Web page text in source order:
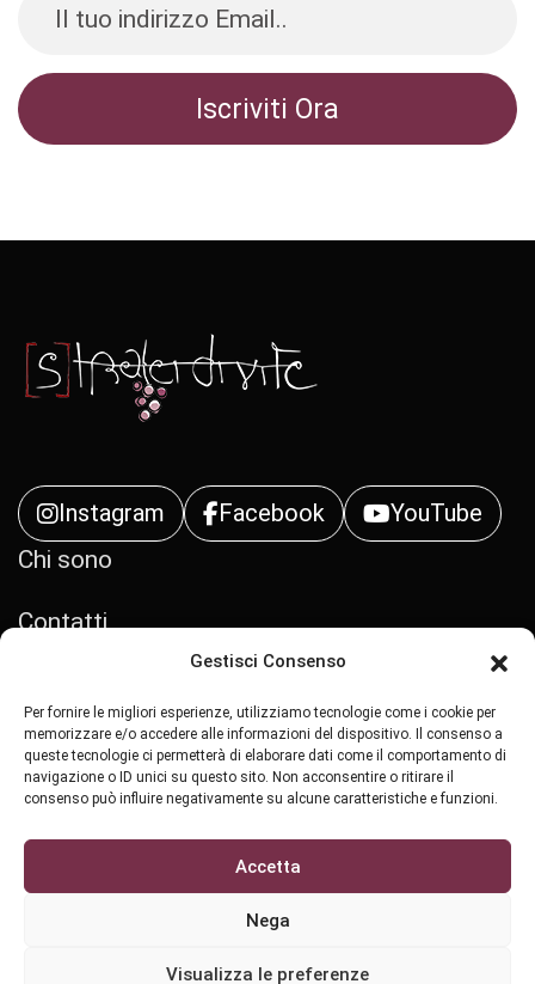
Gestisci Consenso
Per fornire le migliori esperienze, utilizziamo tecnologie come i cookie per
memorizzare e/o accedere alle informazioni del dispositivo. Il consenso a
queste tecnologie ci permetterà di elaborare dati come il comportamento di
navigazione o ID unici su questo sito. Non acconsentire o ritirare il
consenso può influire negativamente su alcune caratteristiche e funzioni.
Accetta
Nega
Visualizza le preferenze
Instagram Facebook
YouTube
Chi sono
Contatti
Cookie Policy (UE)
All Rights Reserved Copyright ©
Sviluppato daCybear